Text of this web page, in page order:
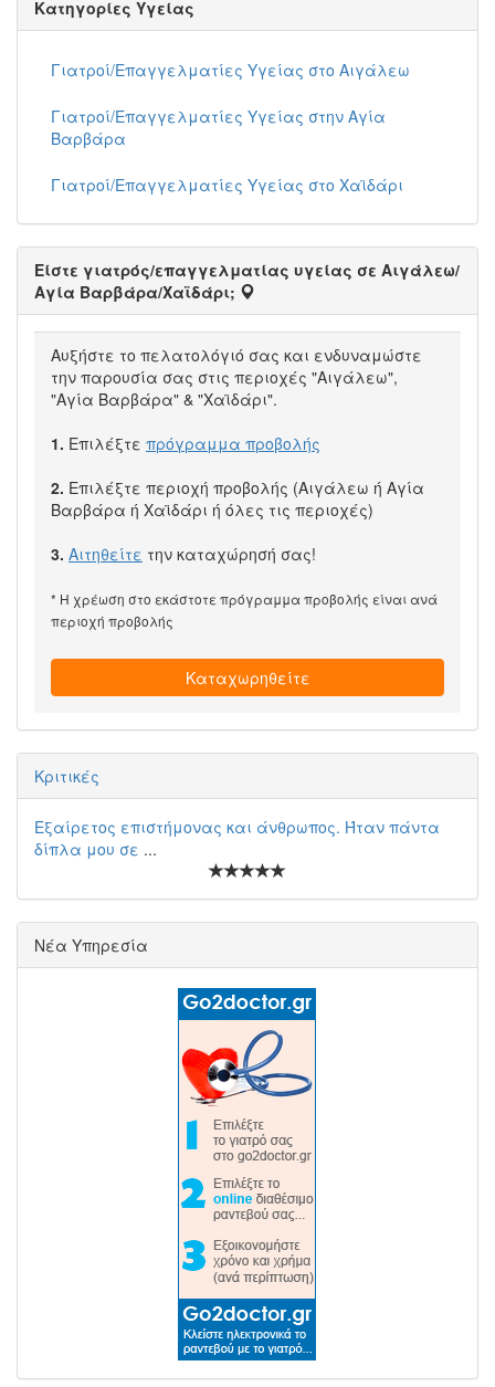
Κατηγορίες Υγείας
Γιατροί/Επαγγελματίες Υγείας στο Αιγάλεω
Γιατροί/Επαγγελματίες Υγείας στην Αγία
Βαρβάρα
Γιατροί/Επαγγελματίες Υγείας στο Χαϊδάρι
Είστε γιατρός/επαγγελματίας υγείας σε Αιγάλεω/
Αγία Βαρβάρα/Χαϊδάρι;
Αυξήστε το πελατολόγιό σας και ενδυναμώστε
την παρουσία σας στις περιοχές "Αιγάλεω",
"Αγία Βαρβάρα" & "Χαϊδάρι".
1. Επιλέξτε πρόγραμμα προβολής
2. Επιλέξτε περιοχή προβολής (Αιγάλεω ή Αγία
Βαρβάρα ή Χαϊδάρι ή όλες τις περιοχές)
3. Αιτηθείτε την καταχώρησή σας!
* Η χρέωση στο εκάστοτε πρόγραμμα προβολής είναι ανά
περιοχή προβολής
Καταχωρηθείτε
Κριτικές
Εξαίρετος επιστήμονας και άνθρωπος. Ήταν πάντα
δίπλα μου σε ...
Νέα Υπηρεσία